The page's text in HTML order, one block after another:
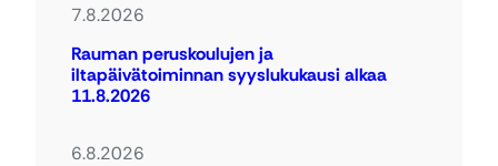
7.8.2026
Rauman peruskoulujen ja
iltapäivätoiminnan syyslukukausi alkaa
11.8.2026
6.8.2026